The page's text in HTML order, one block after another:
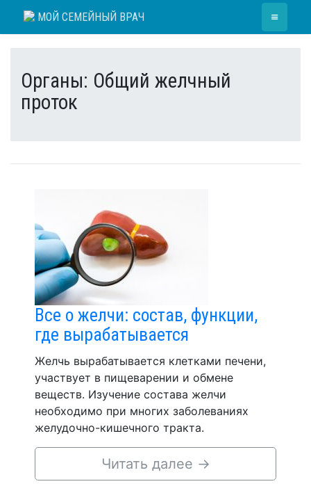
МОЙ СЕМЕЙНЫЙ ВРАЧ ≡
Органы: Общий желчный
проток
Все о желчи: состав, функции,
где вырабатывается
Желчь вырабатывается клетками печени,
участвует в пищеварении и обмене
веществ. Изучение состава желчи
необходимо при многих заболеваниях
желудочно-кишечного тракта.
Читать далее →